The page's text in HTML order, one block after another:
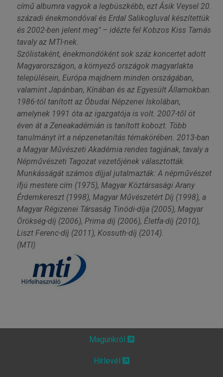
című albumra vagyok a legbüszkébb, ezt Ásik Veysel 20.
századi énekmondóval és Erdal Salikogluval készítettük
és 2002-ben jelent meg" – idézte fel Kobzos Kiss Tamás
tavaly az MTI-nek.
Szólistaként, énekmondóként sok száz koncertet adott
Magyarországon, a környező országok magyarlakta
településein, Európa majdnem minden országában,
valamint Japánban, Kínában és az Egyesült Államokban.
1986-tól tanított az Óbudai Népzenei Iskolában,
amelynek 1991 óta az igazgatója is volt. 2007-től öt
éven át a Zeneakadémián is tanított kobozt. Több
tanulmányt írt a népzenetanítás témakörében. 2013-ban
a Magyar Művészeti Akadémia rendes tagjának, tavaly a
Népművészeti Tagozat vezetőjének választották.
Munkásságát számos díjjal jutalmazták: A népművészet
ifjú mestere cím (1975), Magyar Köztársasági Arany
Érdemkereszt (1998), Magyar Művészetért Díj (1998), a
Magyar Régizenei Társaság Tinódi-díja (2005), Magyar
Örökség-díj (2006), Prima díj (2006), Életfa-díj (2010),
Liszt Ferenc-díj (2011), Kossuth-díj (2014).
(MTI)
Magunkról
Hírlevél